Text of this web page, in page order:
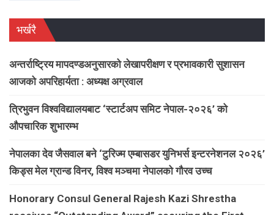
भर्खरै
अन्तर्राष्ट्रिय मापदण्डअनुसारको लेखापरीक्षण र प्रभावकारी सुशासन
आजको अपरिहार्यता : अध्यक्ष अग्रवाल
त्रिभुवन विश्वविद्यालयबाट ‘स्टार्टअप समिट नेपाल-२०२६’ को
औपचारिक शुभारम्भ
नेपालका देव जैसवाल बने ‘टुरिज्म एम्बासडर युनिभर्स इन्टरनेशनल २०२६’
किड्स मेल ग्रान्ड विनर, विश्व मञ्चमा नेपालको गौरव उच्च
Honorary Consul General Rajesh Kazi Shrestha